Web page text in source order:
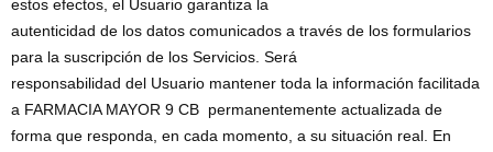
estos efectos, el Usuario garantiza la
autenticidad de los datos comunicados a través de los formularios
para la suscripción de los Servicios. Será
responsabilidad del Usuario mantener toda la información facilitada
a FARMACIA MAYOR 9 CB permanentemente actualizada de
forma que responda, en cada momento, a su situación real. En